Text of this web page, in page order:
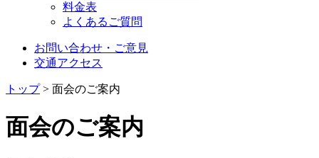
料金表
よくあるご質問
お問い合わせ・ご意見
交通アクセス
トップ> 面会のご案内
面会のご案内